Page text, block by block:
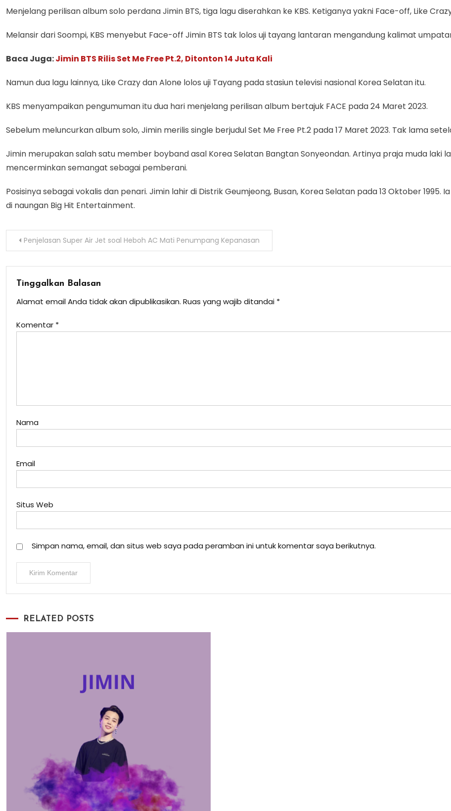
Menjelang perilisan album solo perdana Jimin BTS, tiga lagu diserahkan ke KBS. Ketiganya yakni Face-off, Like
Melansir dari Soompi, KBS menyebut Face-off Jimin BTS tak lolos uji tayang lantaran mengandung kalimat
Baca Juga:Jimin BTS Rilis Set Me Free Pt.2, Ditonton 14 Juta Kali
Namun dua lagu lainnya, Like Crazy dan Alone lolos uji Tayang pada stasiun televisi nasional Korea Selatan itu.
KBS menyampaikan pengumuman itu dua hari menjelang perilisan album bertajuk FACE pada 24 Maret 2023.
Sebelum meluncurkan album solo, Jimin merilis single berjudul Set Me Free Pt.2 pada 17 Maret 2023. Tak lama
Jimin merupakan salah satu member boyband asal Korea Selatan Bangtan Sonyeondan. Artinya praja muda laki
mencerminkan semangat sebagai pemberani.
Posisinya sebagai vokalis dan penari. Jimin lahir di Distrik Geumjeong, Busan, Korea Selatan pada 13 Oktober
di naungan Big Hit Entertainment.
Navigasi
Penjelasan Super Air Jet soal Heboh AC Mati Penumpang Kepanasan
Tinggalkan Balasan
Alamat email Anda tidak akan dipublikasikan. Ruas yang wajib ditandai *
Komentar *
Nama
Email
Situs Web
Simpan nama, email, dan situs web saya pada peramban ini untuk komentar saya berikutnya.
RELATED POSTS